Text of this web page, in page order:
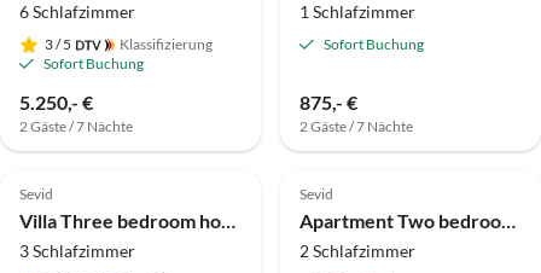
6 Schlafzimmer
3/ 5
Klassifizierung
Sofort Buchung
5.250,- €
2 Gäste / 7 Nächte
1 Schlafzimmer
Sofort Buchung
875,- €
2 Gäste / 7 Nächte
Sevid
Villa Three bedroom house near beach Cove Ljubljeva, Trogir K-19259
3 Schlafzimmer
Sevid
Apartment Two bedroom apartment with balcony and sea view Cove Ljubljeva, Trogir A-14314-d
2 Schlafzimmer